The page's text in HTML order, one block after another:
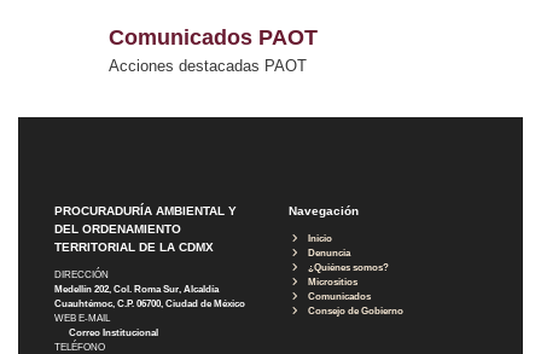
Comunicados PAOT
Acciones destacadas PAOT
PROCURADURÍA AMBIENTAL Y
DEL ORDENAMIENTO
TERRITORIAL DE LA CDMX
DIRECCIÓN
Medellín 202, Col. Roma Sur, Alcaldía
Cuauhtémoc, C.P. 06700, Ciudad de México
WEB E-MAIL
Correo Institucional
TELÉFONO
Navegación
Inicio
Denuncia
¿Quiénes somos?
Micrositios
Comunicados
Consejo de Gobierno